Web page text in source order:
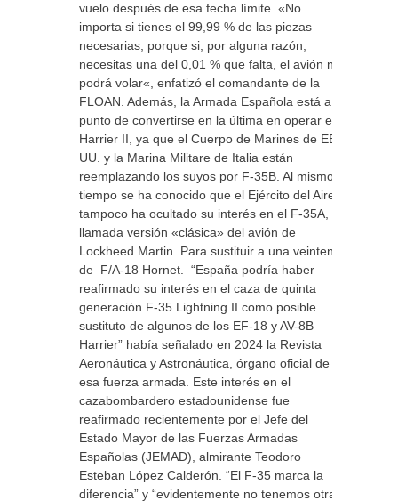
vuelo después de esa fecha límite. «No
importa si tienes el 99,99 % de las piezas
necesarias, porque si, por alguna razón,
necesitas una del 0,01 % que falta, el avión no
podrá volar«, enfatizó el comandante de la
FLOAN. Además, la Armada Española está a
punto de convertirse en la última en operar el
Harrier II, ya que el Cuerpo de Marines de EE.
UU. y la Marina Militare de Italia están
reemplazando los suyos por F-35B. Al mismo
tiempo se ha conocido que el Ejército del Aire,
tampoco ha ocultado su interés en el F-35A, la
llamada versión «clásica» del avión de
Lockheed Martin. Para sustituir a una veintena
de F/A-18 Hornet. “España podría haber
reafirmado su interés en el caza de quinta
generación F-35 Lightning II como posible
sustituto de algunos de los EF-18 y AV-8B
Harrier” había señalado en 2024 la Revista
Aeronáutica y Astronáutica, órgano oficial de
esa fuerza armada. Este interés en el
cazabombardero estadounidense fue
reafirmado recientemente por el Jefe del
Estado Mayor de las Fuerzas Armadas
Españolas (JEMAD), almirante Teodoro
Esteban López Calderón. “El F-35 marca la
diferencia” y “evidentemente no tenemos otra